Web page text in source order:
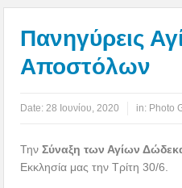
Πανηγύρεις
Αποστόλων
Date: 28 Ιουνίου, 2020 in: Photo
ΤηνΣύναξη των Αγίων
Εκκλησία μας την Τρίτη 30/6.